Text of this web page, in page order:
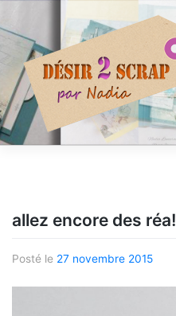
content
allez encore des réa!
Posté le 27 novembre 2015